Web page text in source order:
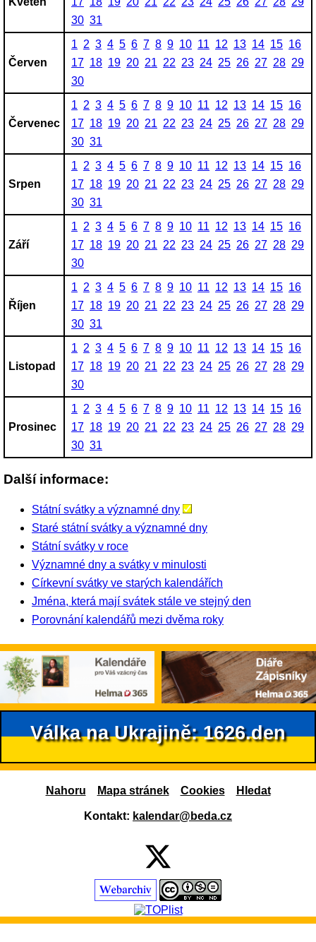
30 31
Červen
1 2 3 4 5 6 7 8 9 10 11 12 13 14 15 16
17 18 19 20 21 22 23 24 25 26 27 28 29
30
Červenec
1 2 3 4 5 6 7 8 9 10 11 12 13 14 15 16
17 18 19 20 21 22 23 24 25 26 27 28 29
30 31
Srpen
1 2 3 4 5 6 7 8 9 10 11 12 13 14 15 16
17 18 19 20 21 22 23 24 25 26 27 28 29
30 31
Září
1 2 3 4 5 6 7 8 9 10 11 12 13 14 15 16
17 18 19 20 21 22 23 24 25 26 27 28 29
30
Říjen
1 2 3 4 5 6 7 8 9 10 11 12 13 14 15 16
17 18 19 20 21 22 23 24 25 26 27 28 29
30 31
Listopad
1 2 3 4 5 6 7 8 9 10 11 12 13 14 15 16
17 18 19 20 21 22 23 24 25 26 27 28 29
30
Prosinec
1 2 3 4 5 6 7 8 9 10 11 12 13 14 15 16
17 18 19 20 21 22 23 24 25 26 27 28 29
30 31
Další informace:
Státní svátky a významné dny
Staré státní svátky a významné dny
Státní svátky v roce
Významné dny a svátky v minulosti
Církevní svátky ve starých kalendářích
Jména, která mají svátek stále ve stejný den
Porovnání kalendářů mezi dvěma roky
Válka na Ukrajině: 1626.den
Nahoru Mapa stránek Cookies Hledat
Kontakt: kalendar@beda.cz